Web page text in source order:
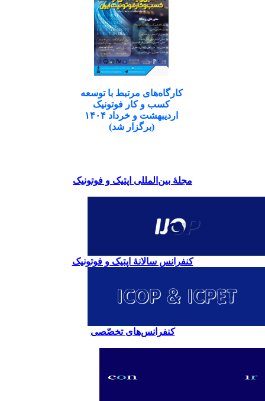
کارگاه‌های مرتبط با توسعه
کسب و کار فوتونیک
اردیبهشت و خرداد ۱۴۰۴
(برگزار شد)
مجلۀ بین‌المللی اپتیک و فوتونیک
کنفرانس سالانۀ اپتیک و فوتونیک
کنفرانس‌های تخصّصی